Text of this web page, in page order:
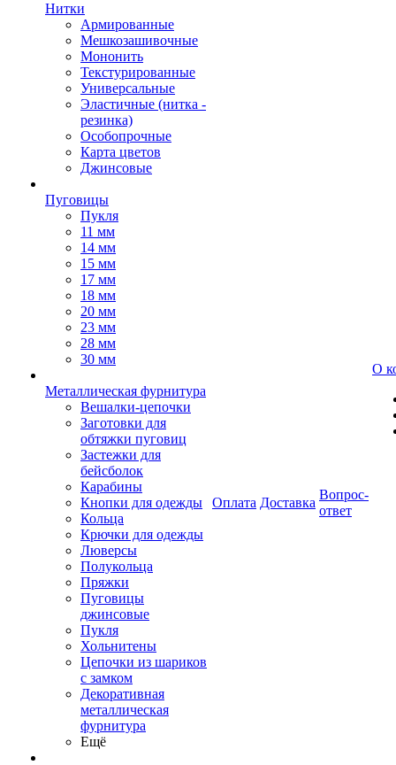
Нитки
Армированные
Мешкозашивочные
Мононить
Текстурированные
Универсальные
Эластичные (нитка -
резинка)
Особопрочные
Карта цветов
Джинсовые
Пуговицы
Пукля
11 мм
14 мм
15 мм
17 мм
18 мм
20 мм
23 мм
28 мм
30 мм
Металлическая фурнитура
Вешалки-цепочки
Заготовки для
обтяжки пуговиц
Застежки для
бейсболок
Карабины
Кнопки для одежды
Кольца
Крючки для одежды
Люверсы
Полукольца
Пряжки
Пуговицы
джинсовые
Пукля
Хольнитены
Цепочки из шариков
с замком
Декоративная
металлическая
фурнитура
Ещё
Оплата Доставка
Вопрос-
ответ
О